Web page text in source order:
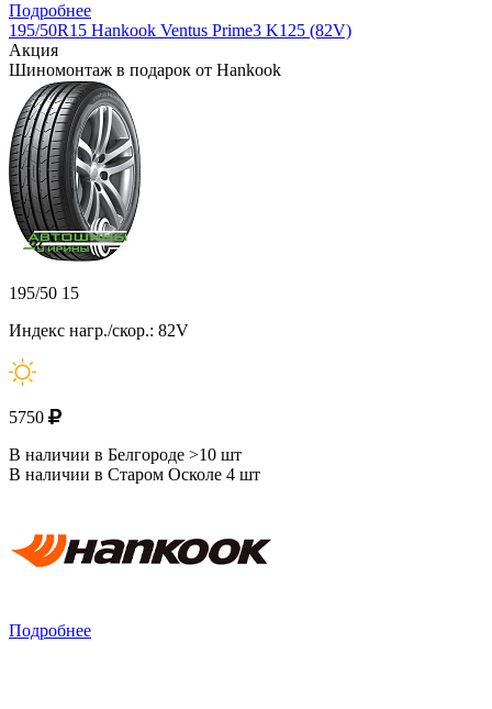
Подробнее
195/50R15 Hankook Ventus Prime3 K125 (82V)
Акция
Шиномонтаж в подарок от Hankook
195/50 15
Индекс нагр./скор.: 82V
5750
В наличии в Белгороде >10 шт
В наличии в Старом Осколе 4 шт
Подробнее